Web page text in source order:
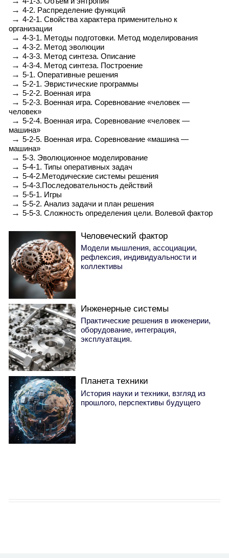
→ 4-2. Распределение функций
→ 4-2-1. Свойства характера применительно к
организации
→ 4-3-1. Методы подготовки. Метод моделирования
→ 4-3-2. Метод эволюции
→ 4-3-3. Метод синтеза. Описание
→ 4-3-4. Метод синтеза. Построение
→ 5-1. Оперативные решения
→ 5-2-1. Эвристические программы
→ 5-2-2. Военная игра
→ 5-2-3. Военная игра. Соревнование «человек —
человек»
→ 5-2-4. Военная игра. Соревнование «человек —
машина»
→ 5-2-5. Военная игра. Соревнование «машина —
машина»
→ 5-3. Эволюционное моделирование
→ 5-4-1. Типы оперативных задач
→ 5-4-2.Методические системы решения
→ 5-4-3.Последовательность действий
→ 5-5-1. Игры
→ 5-5-2. Анализ задачи и план решения
→ 5-5-3. Сложность определения цели. Волевой фактор
Человеческий фактор
Модели мышления, ассоциации,
рефлексия, индивидуальности и
коллективы
Инженерные системы
Практические решения в инженерии,
оборудование, интеграция,
эксплуатация.
Планета техники
История науки и техники, взгляд из
прошлого, перспективы будущего